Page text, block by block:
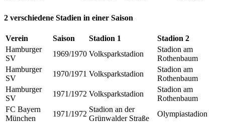
2 verschiedene Stadien in einer Saison
Verein Saison Stadion 1
Stadion 2
Hamburger
SV
1969/1970 Volksparkstadion
Stadion am
Rothenbaum
Hamburger
SV
1970/1971 Volksparkstadion
Stadion am
Rothenbaum
Hamburger
SV
1971/1972 Volksparkstadion
Stadion am
Rothenbaum
FC Bayern
München
1971/1972
Stadion an der
Grünwalder Straße
Olympiastadion